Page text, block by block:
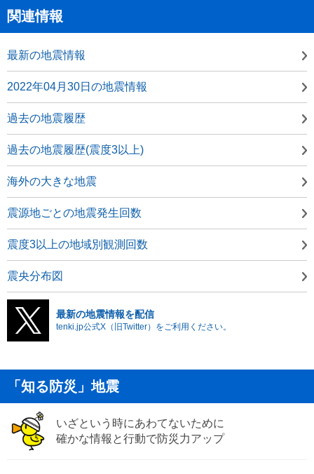
関連情報
最新の地震情報
2022年04月30日の地震情報
過去の地震履歴
過去の地震履歴(震度3以上)
海外の大きな地震
震源地ごとの地震発生回数
震度3以上の地域別観測回数
震央分布図
最新の地震情報を配信
tenki.jp公式X（旧Twitter）をご利用ください。
「知る防災」地震
いざという時にあわてないために
確かな情報と行動で防災力アップ